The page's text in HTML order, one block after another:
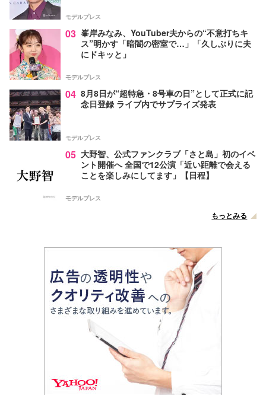
モデルプレス
03 峯岸みなみ、YouTuber夫からの“不意打ちキ
ス”明かす「暗闇の密室で…」「久しぶりに夫
にドキッと」
モデルプレス
04 8月8日が“超特急・8号車の日”として正式に記
念日登録 ライブ内でサプライズ発表
モデルプレス
05 大野智、公式ファンクラブ「さと島」初のイベ
ント開催へ 全国で12公演「近い距離で会える
ことを楽しみにしてます」【日程】
モデルプレス
もっとみる